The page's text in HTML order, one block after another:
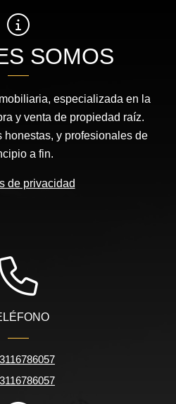
SOMOS
especializada en la
y venta de propiedad raíz.
honestas, y profesionales de
a fin.
de privacidad